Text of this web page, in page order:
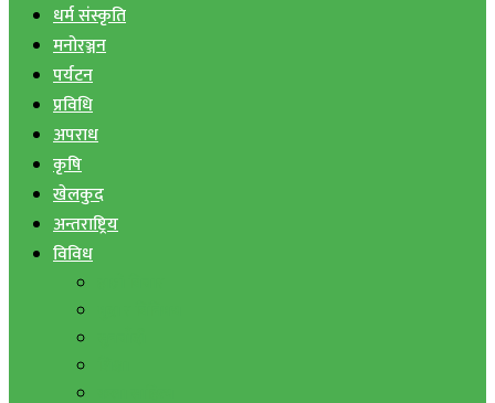
धर्म संस्कृति
मनोरञ्जन
पर्यटन
प्रविधि
अपराध
कृषि
खेलकुद
अन्तराष्ट्रिय
विविध